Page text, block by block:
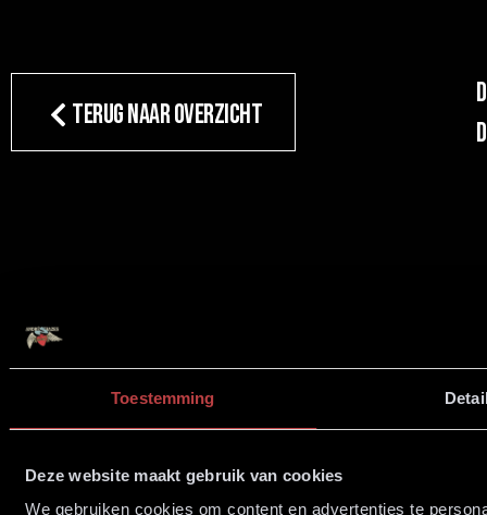
Toestemming
Deze website maakt gebruik van cookies
We gebruiken cookies om content en advertenties te
TERUG NAAR OVERZICHT